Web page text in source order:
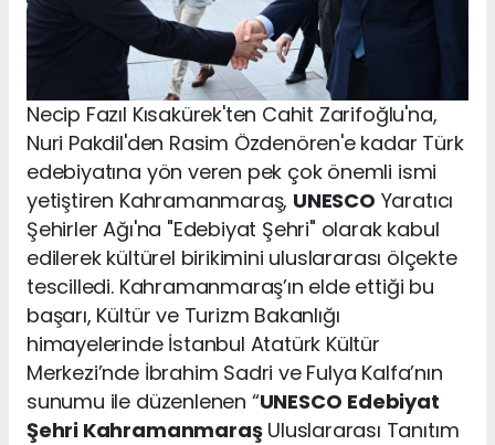
Necip Fazıl Kısakürek'ten Cahit Zarifoğlu'na,
Nuri Pakdil'den Rasim Özdenören'e kadar Türk
edebiyatına yön veren pek çok önemli ismi
yetiştiren Kahramanmaraş, UNESCO Yaratıcı
Şehirler Ağı'na "Edebiyat Şehri" olarak kabul
edilerek kültürel birikimini uluslararası ölçekte
tescilledi. Kahramanmaraş’ın elde ettiği bu
başarı, Kültür ve Turizm Bakanlığı
himayelerinde İstanbul Atatürk Kültür
Merkezi’nde İbrahim Sadri ve Fulya Kalfa’nın
sunumu ile düzenlenen “UNESCO Edebiyat
Şehri KahramanmaraşUluslararası Tanıtım